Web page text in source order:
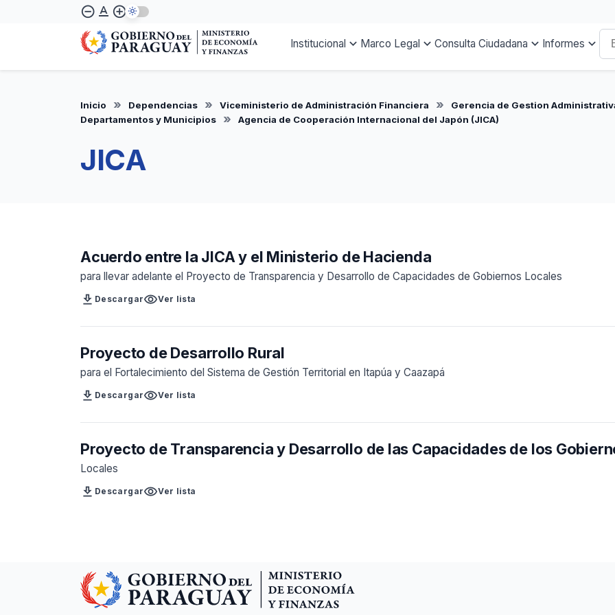
remove_circle_outline text_format add_circle_outline
Institucional Marco Legal Consulta Ciudadana Informes
Inicio Dependencias Viceministerio de Administración Financiera
Gerencia de Gestion
Departamentos y Municipios
Agencia de Cooperación Internacional del Japón (JICA)
JICA
Acuerdo entre la JICA y el Ministerio de Hacienda
para llevar adelante el Proyecto de Transparencia y Desarrollo de Capacidades de Gobiernos Locales
download DescargarvisibilityVer lista
Proyecto de Desarrollo Rural
para el Fortalecimiento del Sistema de Gestión Territorial en Itapúa y Caazapá
download DescargarvisibilityVer lista
Proyecto de Transparencia y Desarrollo de las Capacidades de los
Locales
download DescargarvisibilityVer lista